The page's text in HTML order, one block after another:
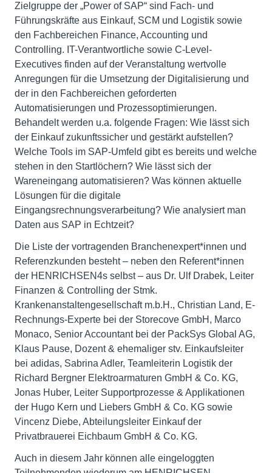
Zielgruppe der „Power of SAP“ sind Fach- und
Führungskräfte aus Einkauf, SCM und Logistik sowie
den Fachbereichen Finance, Accounting und
Controlling. IT-Verantwortliche sowie C-Level-
Executives finden auf der Veranstaltung wertvolle
Anregungen für die Umsetzung der Digitalisierung und
der in den Fachbereichen geforderten
Automatisierungen und Prozessoptimierungen.
Behandelt werden u.a. folgende Fragen: Wie lässt sich
der Einkauf zukunftssicher und gestärkt aufstellen?
Welche Tools im SAP-Umfeld gibt es bereits und welche
stehen in den Startlöchern? Wie lässt sich der
Wareneingang automatisieren? Was können aktuelle
Lösungen für die digitale
Eingangsrechnungsverarbeitung? Wie analysiert man
Daten aus SAP in Echtzeit?
Die Liste der vortragenden Branchenexpert*innen und
Referenzkunden besteht – neben den Referent*innen
der HENRICHSEN4s selbst – aus Dr. Ulf Drabek, Leiter
Finanzen & Controlling der Stmk.
Krankenanstaltengesellschaft m.b.H., Christian Land, E-
Rechnungs-Experte bei der Storecove GmbH, Marco
Monaco, Senior Accountant bei der PackSys Global AG,
Klaus Pause, Dozent & ehemaliger stv. Einkaufsleiter
bei adidas, Sabrina Adler, Teamleiterin Logistik der
Richard Bergner Elektroarmaturen GmbH & Co. KG,
Jonas Huber, Leiter Supportprozesse & Applikationen
der Hugo Kern und Liebers GmbH & Co. KG sowie
Vincenz Diebe, Abteilungsleiter Einkauf der
Privatbrauerei Eichbaum GmbH & Co. KG.
Auch in diesem Jahr können alle eingeloggten